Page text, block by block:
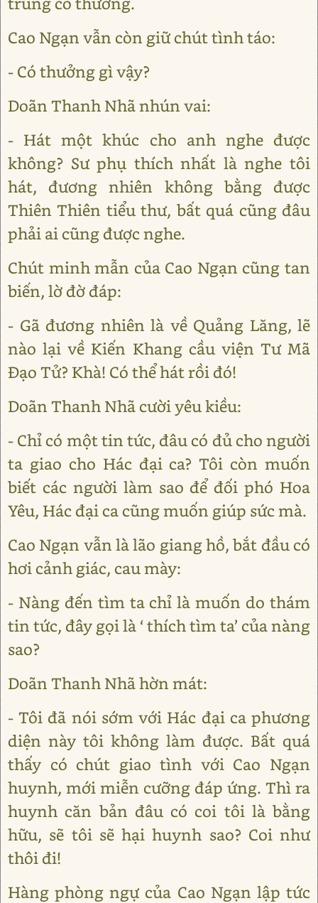
Cao Ngạn vẫn còn giữ chút tình táo:
- Có thưởng gì vậy?
Doãn Thanh Nhã nhún vai:
- Hát một khúc cho anh nghe được
không? Sư phụ thích nhất là nghe tôi
hát, đương nhiên không bằng được
Thiên Thiên tiểu thư, bất quá cũng đâu
phải ai cũng được nghe.
Chút minh mẫn của Cao Ngạn cũng tan
biến, lờ đờ đáp:
- Gã đương nhiên là về Quảng Lăng, lẽ
nào lại về Kiến Khang cầu viện Tư Mã
Đạo Tử? Khà! Có thể hát rồi đó!
Doãn Thanh Nhã cười yêu kiều:
- Chỉ có một tin tức, đâu có đủ cho người
ta giao cho Hác đại ca? Tôi còn muốn
biết các người làm sao để đối phó Hoa
Yêu, Hác đại ca cũng muốn giúp sức mà.
Cao Ngạn vẫn là lão giang hồ, bắt đầu có
hơi cảnh giác, cau mày:
- Nàng đến tìm ta chỉ là muốn do thám
tin tức, đây gọi là ‘ thích tìm ta’ của nàng
sao?
Doãn Thanh Nhã hờn mát:
- Tôi đã nói sớm với Hác đại ca phương
diện này tôi không làm được. Bất quá
thấy có chút giao tình với Cao Ngạn
huynh, mới miễn cưỡng đáp ứng. Thì ra
huynh căn bản đâu có coi tôi là bằng
hữu, sẽ tôi sẽ hại huynh sao? Coi như
thôi đi!
Hàng phòng ngự của Cao Ngạn lập tức